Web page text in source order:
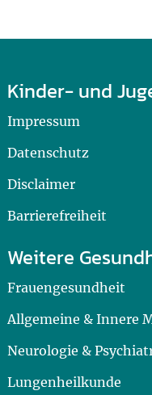
Kinder- und
Impressum
Datenschutz
Disclaimer
Barrierefreiheit
Weitere
Frauengesundheit
Allgemeine & Innere
Neurologie &
Lungenheilkunde